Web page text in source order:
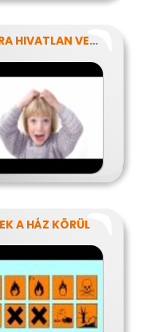
A FRIZURA HIVATLAN VENDÉGEI - A FEJTETVEK
A HÁZ KÖRÜL